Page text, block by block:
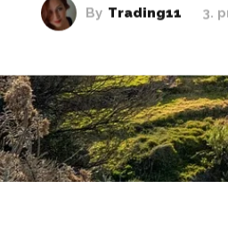
By Trading11 3.